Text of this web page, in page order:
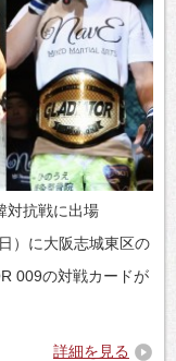
対抗戦に出場
）に大阪志城東区の
009の対戦カードが
詳細を見る